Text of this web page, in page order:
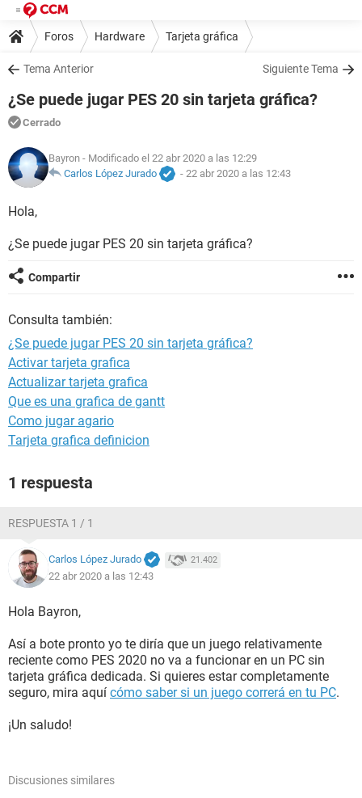
Foros Hardware Tarjeta gráfica
Tema Anterior Siguiente Tema
¿Se puede jugar PES 20 sin tarjeta gráfica?
Cerrado
Bayron - Modificado el 22 abr 2020 a las 12:29
Carlos López Jurado
- 22 abr 2020 a las 12:43
Hola,
¿Se puede jugar PES 20 sin tarjeta gráfica?
Compartir
Consulta también:
¿Se puede jugar PES 20 sin tarjeta gráfica?
Activar tarjeta grafica
Actualizar tarjeta grafica
Que es una grafica de gantt
Como jugar agario
Tarjeta grafica definicion
1 respuesta
RESPUESTA 1 / 1
Carlos López Jurado 21.402
22 abr 2020 a las 12:43
Hola Bayron,
Así a bote pronto yo te diría que un juego relativamente
reciente como PES 2020 no va a funcionar en un PC sin
tarjeta gráfica dedicada. Si quieres estar completamente
seguro, mira aquí cómo saber si un juego correrá en tu PC.
¡Un saludo!
Discusiones similares